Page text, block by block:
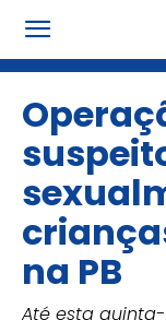
na PB
Até esta